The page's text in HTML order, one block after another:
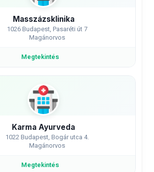
Masszázsklinika
1026 Budapest, Pasaréti út 7
Magánorvos
Megtekintés
Karma Ayurveda
1022 Budapest, Bogár utca 4.
Magánorvos
Megtekintés